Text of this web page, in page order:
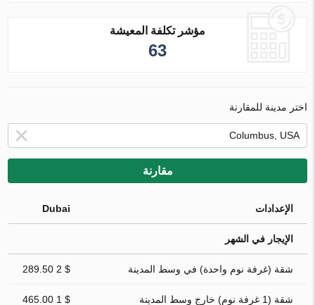
مؤشر تكلفة المعيشة
63
اختر مدينة للمقارنة
مقارنة
الإعدادات Dubai
الإيجار في الشهر
شقة (غرفة نوم واحدة) في وسط المدينة $ 2 289.50
شقة (1 غرفة نوم) خارج وسط المدينة $ 1 465.00